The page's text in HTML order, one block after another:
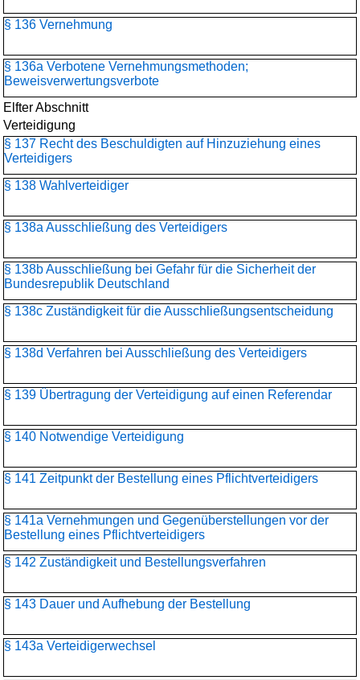
§ 136 Vernehmung
§ 136a Verbotene Vernehmungsmethoden;
Beweisverwertungsverbote
Elfter Abschnitt
Verteidigung
§ 137 Recht des Beschuldigten auf Hinzuziehung eines
Verteidigers
§ 138 Wahlverteidiger
§ 138a Ausschließung des Verteidigers
§ 138b Ausschließung bei Gefahr für die Sicherheit der
Bundesrepublik Deutschland
§ 138c Zuständigkeit für die Ausschließungsentscheidung
§ 138d Verfahren bei Ausschließung des Verteidigers
§ 139 Übertragung der Verteidigung auf einen Referendar
§ 140 Notwendige Verteidigung
§ 141 Zeitpunkt der Bestellung eines Pflichtverteidigers
§ 141a Vernehmungen und Gegenüberstellungen vor der
Bestellung eines Pflichtverteidigers
§ 142 Zuständigkeit und Bestellungsverfahren
§ 143 Dauer und Aufhebung der Bestellung
§ 143a Verteidigerwechsel